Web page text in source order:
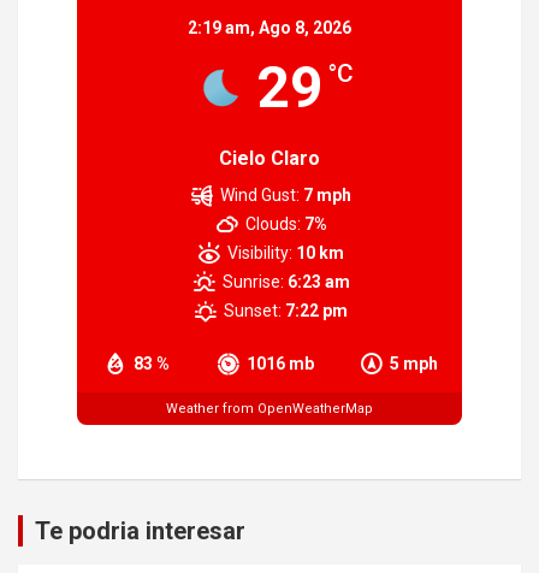
2:19 am, Ago 8, 2026
29 °C
Cielo Claro
83 % 1016 mb 5 mph
Wind Gust: 7 mph
Clouds: 7%
Visibility: 10 km
Sunrise: 6:23 am
Sunset: 7:22 pm
Weather from OpenWeatherMap
Te podria interesar